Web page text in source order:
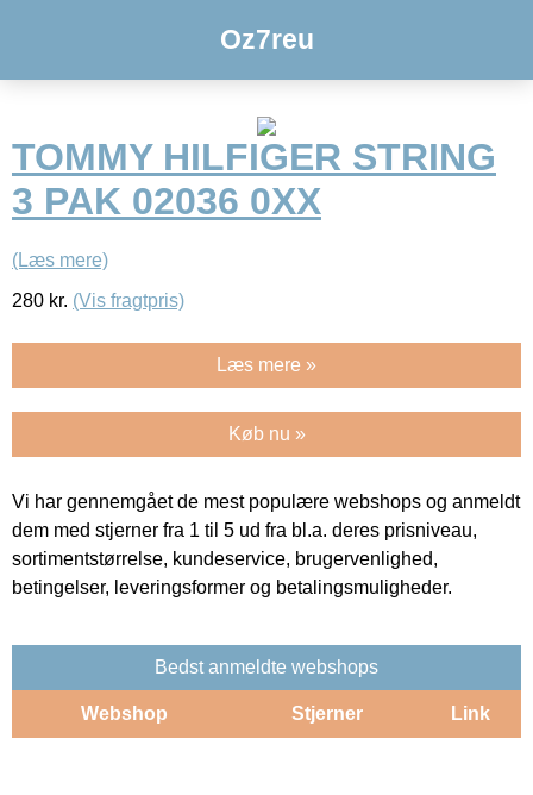
Oz7reu
TOMMY HILFIGER STRING
3 PAK 02036 0XX
(Læs mere)
280 kr. (Vis fragtpris)
Læs mere »
Køb nu »
Vi har gennemgået de mest populære webshops og anmeldt
dem med stjerner fra 1 til 5 ud fra bl.a. deres prisniveau,
sortimentstørrelse, kundeservice, brugervenlighed,
betingelser, leveringsformer og betalingsmuligheder.
Bedst anmeldte webshops
Webshop Stjerner Link